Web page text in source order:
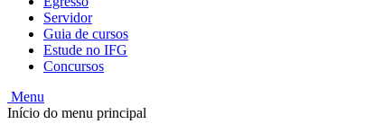
Servidor
Guia de cursos
Estude no IFG
Concursos
Menu
Início do menu principal